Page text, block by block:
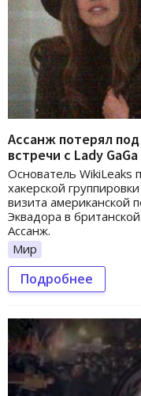
Ассанж потерял
встречи с Lady GaGa
Основатель WikiLeaks
хакерской
визита американской
Эквадора в
Ассанж.
Мир
Подробнее